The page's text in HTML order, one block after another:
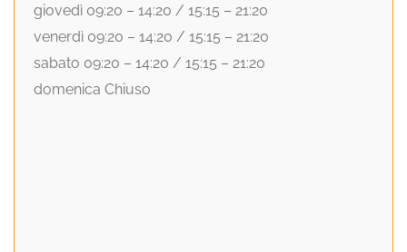
giovedì 09:20 – 14:20 / 15:15 – 21:20
venerdì 09:20 – 14:20 / 15:15 – 21:20
sabato 09:20 – 14:20 / 15:15 – 21:20
domenica Chiuso